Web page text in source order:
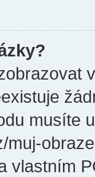
musíte
muj-
vlastním